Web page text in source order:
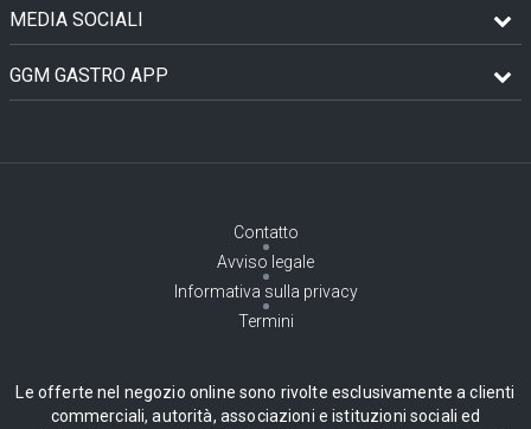
MEDIA SOCIALI
GGM GASTRO APP
Contatto
Avviso legale
Informativa sulla privacy
Termini
Le offerte nel negozio online sono rivolte esclusivamente a clienti
commerciali, autorità, associazioni e istituzioni sociali ed